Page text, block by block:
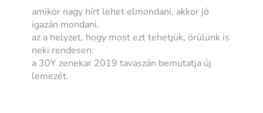
amikor nagy hírt lehet elmondani, akkor jó
igazán mondani.
az a helyzet, hogy most ezt tehetjük, örülünk is
neki rendesen:
a 30Y zenekar 2019 tavaszán bemutatja új
lemezét.